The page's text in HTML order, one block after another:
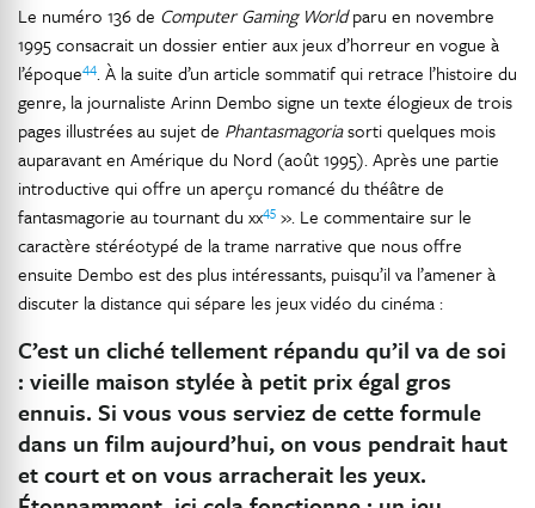
Le numéro 136 de Computer Gaming Worldparu en novembre
1995 consacrait un dossier entier aux jeux d’horreur en vogue à
l’époque44. À la suite d’un article sommatif qui retrace l’histoire du
genre, la journaliste Arinn Dembo signe un texte élogieux de trois
pages illustrées au sujet de Phantasmagoriasorti quelques mois
auparavant en Amérique du Nord (août 1995). Après une partie
introductive qui offre un aperçu romancé du théâtre de
fantasmagorie au tournant du xx45 ». Le commentaire sur le
caractère stéréotypé de la trame narrative que nous offre
ensuite Dembo est des plus intéressants, puisqu’il va l’amener à
discuter la distance qui sépare les jeux vidéo du cinéma :
C’est un cliché tellement répandu qu’il va de soi
: vieille maison stylée à petit prix égal gros
ennuis. Si vous vous serviez de cette formule
dans un film aujourd’hui, on vous pendrait haut
et court et on vous arracherait les yeux.